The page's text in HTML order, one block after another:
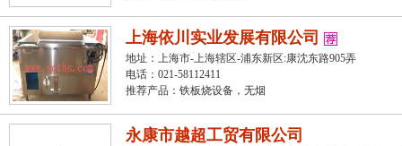
上海依川实业发展有限公司
地址：上海市-上海辖区-浦东新区:康沈东路905弄
电话：021-58112411
推荐产品： 铁板烧设备，无烟
永康市越超工贸有限公司